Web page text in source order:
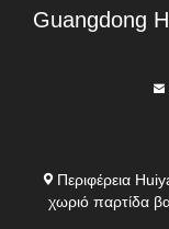
Guangdong
Περιφέρεια
χωριό παρτίδα